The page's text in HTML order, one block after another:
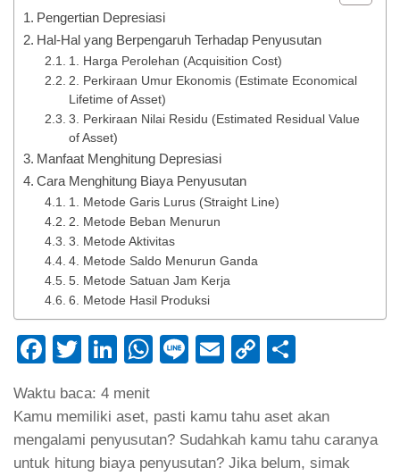
Pengertian Depresiasi
Hal-Hal yang Berpengaruh Terhadap Penyusutan
1. Harga Perolehan (Acquisition Cost)
2. Perkiraan Umur Ekonomis (Estimate Economical
Lifetime of Asset)
3. Perkiraan Nilai Residu (Estimated Residual Value
of Asset)
Manfaat Menghitung Depresiasi
Cara Menghitung Biaya Penyusutan
1. Metode Garis Lurus (Straight Line)
2. Metode Beban Menurun
3. Metode Aktivitas
4. Metode Saldo Menurun Ganda
5. Metode Satuan Jam Kerja
6. Metode Hasil Produksi
Facebook
TwitterLinkedIn
WhatsApp
LineEmailCopy
Waktu baca: 4 menit
Kamu memiliki aset, pasti kamu tahu aset akan
mengalami penyusutan? Sudahkah kamu tahu caranya
untuk hitung biaya penyusutan? Jika belum, simak